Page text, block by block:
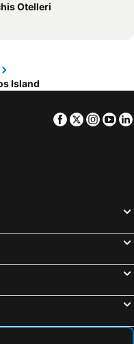
Island Otelleri
Otelleri
Otelleri
Island
Facebook
Twitter